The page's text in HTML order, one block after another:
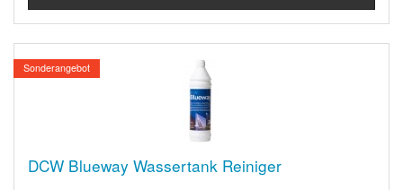
Sonderangebot
DCW Blueway Wassertank Reiniger